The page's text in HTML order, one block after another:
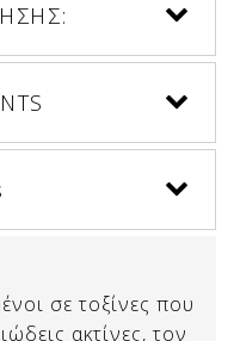
σε τοξίνες που
ακτίνες, τον